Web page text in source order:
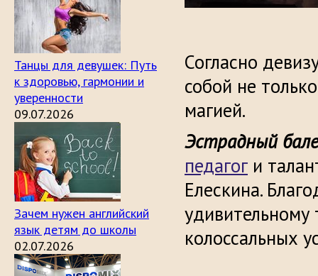
Танцы для девушек: Путь
к здоровью, гармонии и
уверенности
09.07.2026
Зачем нужен английский
язык детям до школы
02.07.2026
Согласно
собой не
магией.
Эстрадный
педагог и
Елескина.
удивительному
колоссальных